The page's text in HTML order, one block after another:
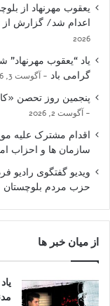
یعقوب مهرنهاد از
اعدام شد/ گزارش از
2026
یاد “یعقوب
گرامی باد
آگوست 3, 2026
پنجمین روز تحصن
آگوست 2, 2026
اقدام مشترک علیه
سازمان ها و احزاب
ویدیو گفتگوی رادیو
حزب مردم بلوچستان
از میان خبر ها